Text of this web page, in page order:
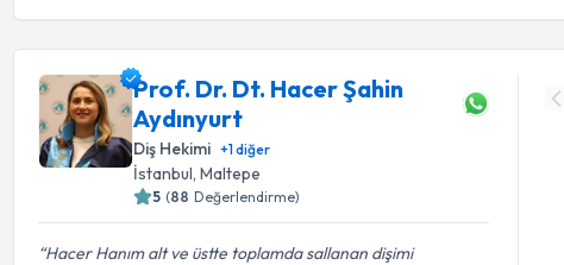
Prof. Dr. Dt. Hacer Şahin
Aydınyurt
Diş Hekimi +1diğer
İstanbul, Maltepe
5 (88 Değerlendirme)
Hacer Hanım alt ve üstte toplamda sallanan dişimi